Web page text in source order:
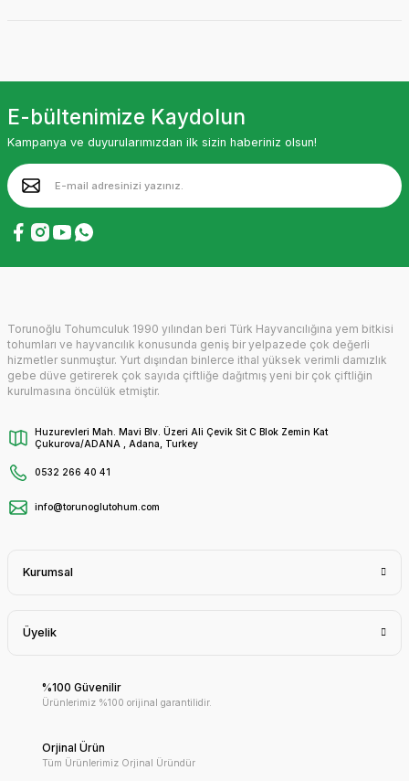
E-bültenimize Kaydolun
Kampanya ve duyurularımızdan ilk sizin haberiniz olsun!
Torunoğlu Tohumculuk 1990 yılından beri Türk Hayvancılığına yem bitkisi
tohumları ve hayvancılık konusunda geniş bir yelpazede çok değerli
hizmetler sunmuştur. Yurt dışından binlerce ithal yüksek verimli damızlık
gebe düve getirerek çok sayıda çiftliğe dağıtmış yeni bir çok çiftliğin
kurulmasına öncülük etmiştir.
Huzurevleri Mah. Mavi Blv. Üzeri Ali Çevik Sit C Blok Zemin Kat
Çukurova/ADANA , Adana, Turkey
0532 266 40 41
info@torunoglutohum.com
Kurumsal
Üyelik
%100 Güvenilir
Ürünlerimiz %100 orijinal garantilidir.
Orjinal Ürün
Tüm Ürünlerimiz Orjinal Üründür